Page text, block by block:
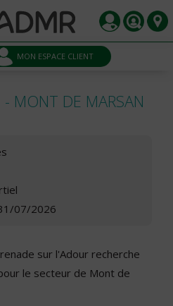
MON ESPACE CLIENT
- MONT DE MARSAN
07/2026
sur l'Adour recherche
le secteur de Mont de